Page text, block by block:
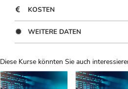
KOSTEN
WEITERE DATEN
Diese Kurse könnten Sie auch
Uber Weiterbildungsvorschläge